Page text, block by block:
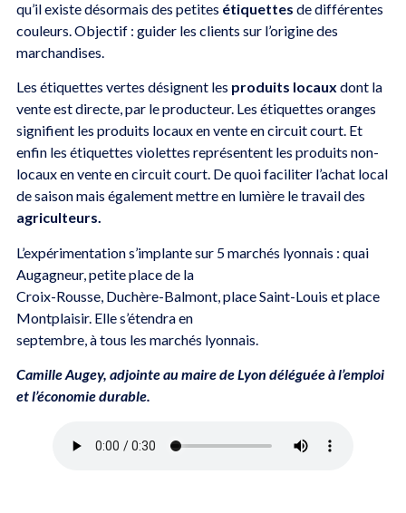
qu’il existe désormais des petites étiquettes de différentes
couleurs. Objectif : guider les clients sur l’origine des
marchandises.
Les étiquettes vertes désignent les produits locaux dont la
vente est directe, par le producteur. Les étiquettes oranges
signifient les produits locaux en vente en circuit court. Et
enfin les étiquettes violettes représentent les produits non-
locaux en vente en circuit court. De quoi faciliter l’achat local
de saison mais également mettre en lumière le travail des
agriculteurs.
L’expérimentation s’implante sur 5 marchés lyonnais : quai
Augagneur, petite place de la
Croix-Rousse, Duchère-Balmont, place Saint-Louis et place
Montplaisir. Elle s’étendra en
septembre, à tous les marchés lyonnais.
Camille Augey, adjointe au maire de Lyon déléguée à l’emploi
et l’économie durable.